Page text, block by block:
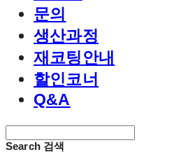
문의
생산과정
재코팅안내
할인코너
Q&A
Search 검색